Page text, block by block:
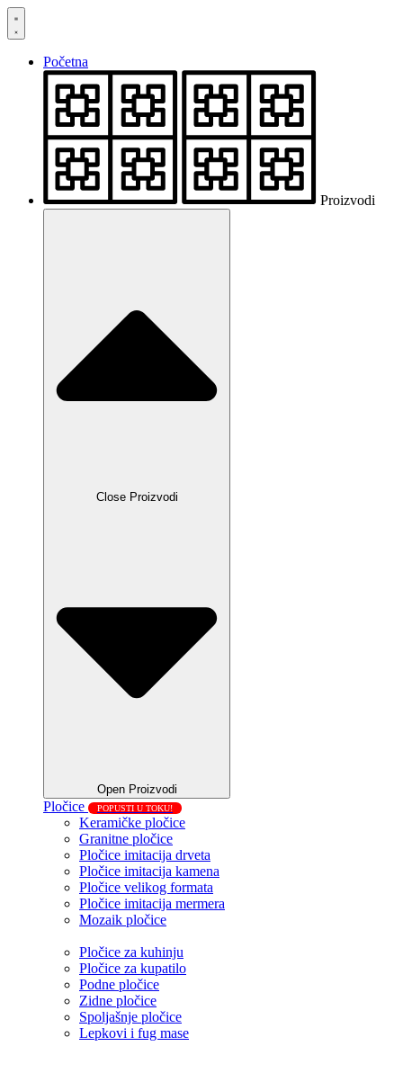
Skočite
na
Početna
Proizvodi
Close Proizvodi
Open Proizvodi
Pločice POPUSTI U TOKU!
Keramičke pločice
Granitne pločice
Pločice imitacija drveta
Pločice imitacija kamena
Pločice velikog formata
Pločice imitacija mermera
Mozaik pločice
Pločice za kuhinju
Pločice za kupatilo
Podne pločice
Zidne pločice
Spoljašnje pločice
Lepkovi i fug mase